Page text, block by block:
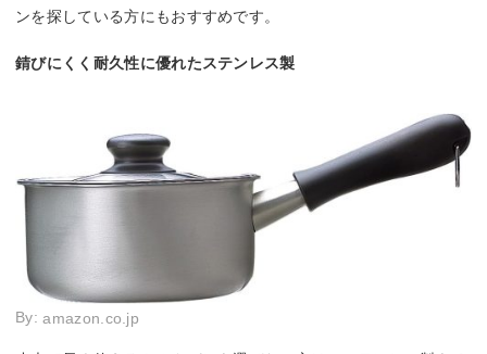
ンを探している方にもおすすめです。
錆びにくく耐久性に優れたステンレス製
By:amazon.co.jp